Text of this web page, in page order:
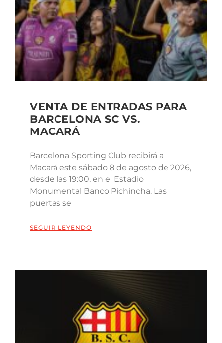
VENTA DE ENTRADAS PARA
BARCELONA SC VS.
MACARÁ
Barcelona Sporting Club recibirá a
Macará este sábado 8 de agosto de 2026,
desde las 19:00, en el Estadio
Monumental Banco Pichincha. Las
puertas se
SEGUIR LEYENDO